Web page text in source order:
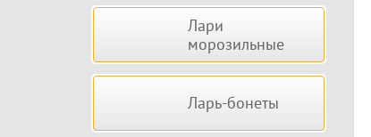
Лари
морозильные
Ларь-бонеты